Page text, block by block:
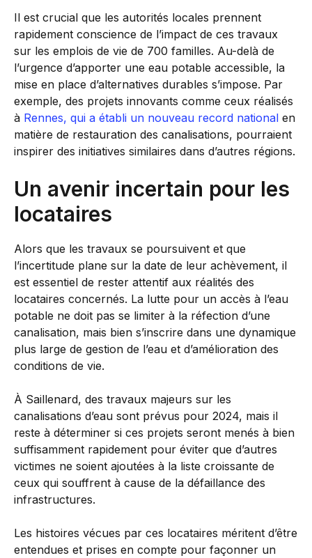
Il est crucial que les autorités locales prennent
rapidement conscience de l’impact de ces travaux
sur les emplois de vie de 700 familles. Au-delà de
l’urgence d’apporter une eau potable accessible, la
mise en place d’alternatives durables s’impose. Par
exemple, des projets innovants comme ceux réalisés
à Rennes, qui a établi un nouveau record national en
matière de restauration des canalisations, pourraient
inspirer des initiatives similaires dans d’autres régions.
Un avenir incertain pour les
locataires
Alors que les travaux se poursuivent et que
l’incertitude plane sur la date de leur achèvement, il
est essentiel de rester attentif aux réalités des
locataires concernés. La lutte pour un accès à l’eau
potable ne doit pas se limiter à la réfection d’une
canalisation, mais bien s’inscrire dans une dynamique
plus large de gestion de l’eau et d’amélioration des
conditions de vie.
À Saillenard, des travaux majeurs sur les
canalisations d’eau sont prévus pour 2024, mais il
reste à déterminer si ces projets seront menés à bien
suffisamment rapidement pour éviter que d’autres
victimes ne soient ajoutées à la liste croissante de
ceux qui souffrent à cause de la défaillance des
infrastructures.
Les histoires vécues par ces locataires méritent d’être
entendues et prises en compte pour façonner un